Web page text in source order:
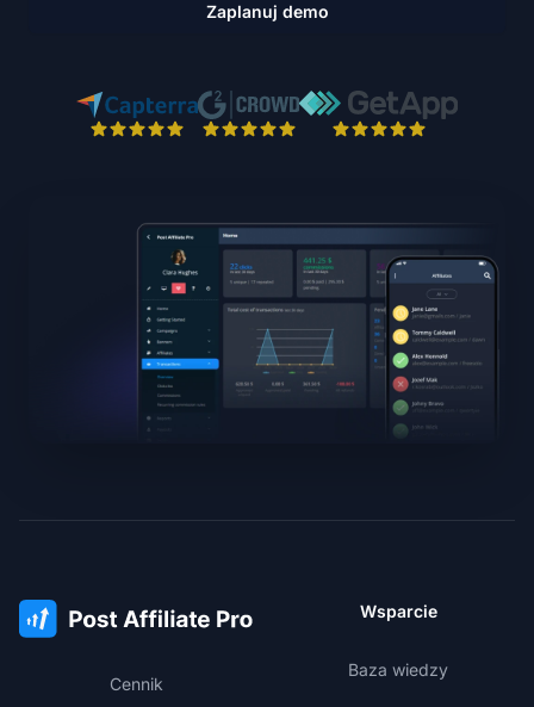
Zaplanuj demo
Cennik
Wsparcie
Baza wiedzy